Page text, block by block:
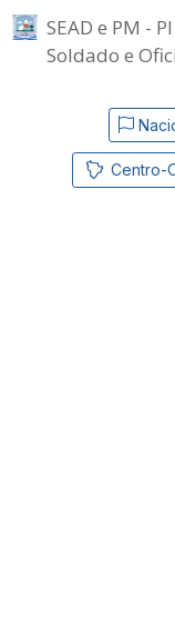
SEAD e PM -
Soldado e
Centro-